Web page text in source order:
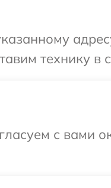
технику в
с вами